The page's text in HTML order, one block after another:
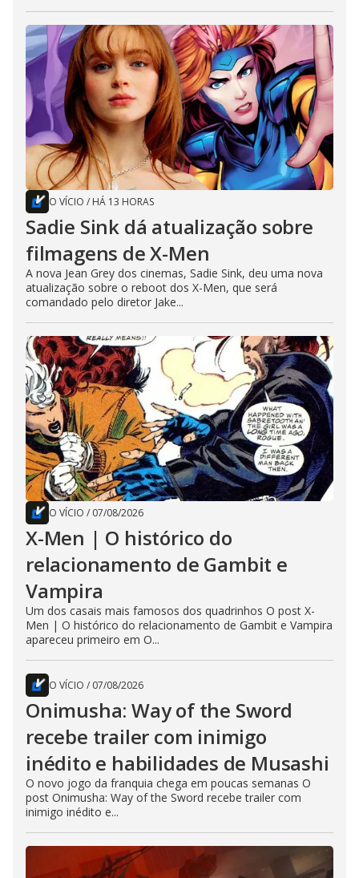
O VÍCIO / HÁ 13 HORAS
Sadie Sink dá atualização sobre
filmagens de X-Men
A nova Jean Grey dos cinemas, Sadie Sink, deu uma nova
atualização sobre o reboot dos X-Men, que será
comandado pelo diretor Jake...
O VÍCIO / 07/08/2026
X-Men | O histórico do
relacionamento de Gambit e
Vampira
Um dos casais mais famosos dos quadrinhos O post X-
Men | O histórico do relacionamento de Gambit e Vampira
apareceu primeiro em O...
O VÍCIO / 07/08/2026
Onimusha: Way of the Sword
recebe trailer com inimigo
inédito e habilidades de Musashi
O novo jogo da franquia chega em poucas semanas O
post Onimusha: Way of the Sword recebe trailer com
inimigo inédito e...